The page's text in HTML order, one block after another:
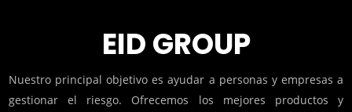
EID GROUP
Nuestro principal objetivo es ayudar a personas y empresas a
gestionar el riesgo. Ofrecemos los mejores productos y